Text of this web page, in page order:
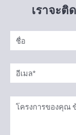
เราจะติ